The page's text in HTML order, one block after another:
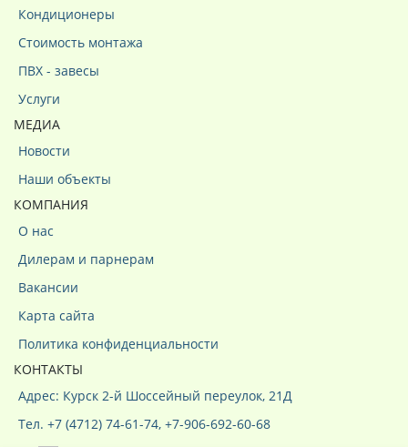
Кондиционеры
Стоимость монтажа
ПВХ - завесы
Услуги
МЕДИА
Новости
Наши объекты
КОМПАНИЯ
О нас
Дилерам и парнерам
Вакансии
Карта сайта
Политика конфиденциальности
КОНТАКТЫ
Адрес: Курск 2-й Шоссейный переулок, 21Д
Тел. +7 (4712) 74-61-74, +7-906-692-60-68